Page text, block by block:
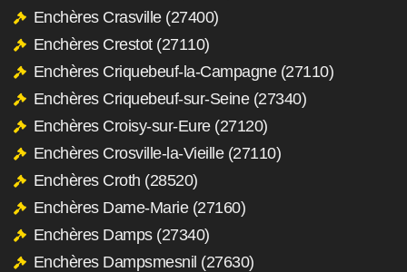
Enchères Crasville (27400)
Enchères Crestot (27110)
Enchères Criquebeuf-la-Campagne (27110)
Enchères Criquebeuf-sur-Seine (27340)
Enchères Croisy-sur-Eure (27120)
Enchères Crosville-la-Vieille (27110)
Enchères Croth (28520)
Enchères Dame-Marie (27160)
Enchères Damps (27340)
Enchères Dampsmesnil (27630)